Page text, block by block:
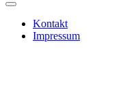
Kontakt
Impressum